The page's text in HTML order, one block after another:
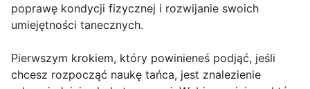
poprawę kondycji fizycznej i rozwijanie swoich
umiejętności tanecznych.
Pierwszym krokiem, który powinieneś podjąć, jeśli
chcesz rozpocząć naukę tańca, jest znalezienie